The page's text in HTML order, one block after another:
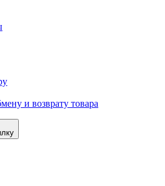
и возврату товара